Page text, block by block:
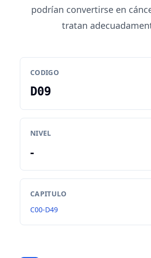
podrían convertirse en
tratan
CODIGO
D09
NIVEL
-
CAPITULO
C00-D49